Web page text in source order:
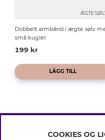
ÆGTE
Dobbelt armbånd i ægte sølv
små kugler
199 kr
LÄGG TILL
COOKIES OG